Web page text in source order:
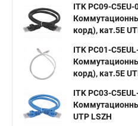
ITK PC09-C5EU-
корд), кат.5Е
ITK PC01-
корд), кат.5Е
ITK PC03-
UTP LSZH